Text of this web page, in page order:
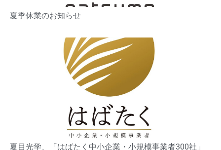
夏季休業のお知らせ
夏目光学、「はばたく中小企業・小規模事業者300社」